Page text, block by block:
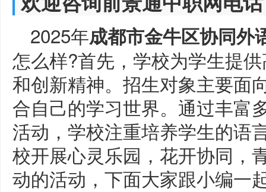
2025年成都市金牛区协同外
怎么样?首先，学校为学生提
和创新精神。招生对象主要面
合自己的学习世界。通过丰富
活动，学校注重培养学生的语
校开展心灵乐园，花开协同，
动的活动，下面大家跟小编一